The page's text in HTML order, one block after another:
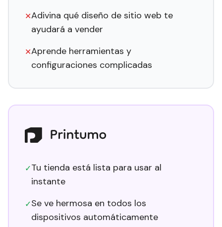
✕Adivina qué diseño de sitio web te
ayudará a vender
✕Aprende herramientas y
configuraciones complicadas
✓Tu tienda está lista para usar al
instante
✓Se ve hermosa en todos los
dispositivos automáticamente